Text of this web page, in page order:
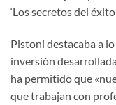
‘Los secretos del
Pistoni destacaba a
inversión
ha permitido que
que trabajan con